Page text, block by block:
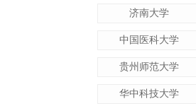
济南大学
中国医科大学
贵州师范大学
华中科技大学